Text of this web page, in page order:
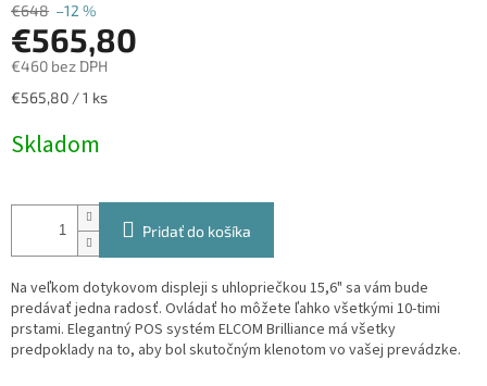
€648 –12 %
€565,80
€460 bez DPH
Jednotková
€565,80 / 1 ks
Skladom
Pridať do košíka
Na veľkom dotykovom displeji s uhlopriečkou 15,6" sa vám bude
predávať jedna radosť. Ovládať ho môžete ľahko všetkými 10-timi
prstami. Elegantný POS systém ELCOM Brilliance má všetky
predpoklady na to, aby bol skutočným klenotom vo vašej prevádzke.